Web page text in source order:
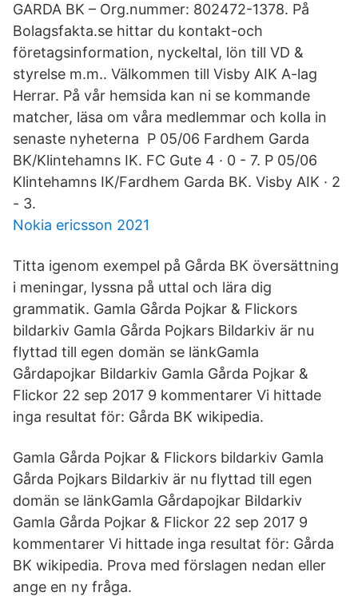
GARDA BK – Org.nummer: 802472-1378. På
Bolagsfakta.se hittar du kontakt-och
företagsinformation, nyckeltal, lön till VD &
styrelse m.m.. Välkommen till Visby AIK A-lag
Herrar. På vår hemsida kan ni se kommande
matcher, läsa om våra medlemmar och kolla in
senaste nyheterna P 05/06 Fardhem Garda
BK/Klintehamns IK. FC Gute 4 · 0 - 7. P 05/06
Klintehamns IK/Fardhem Garda BK. Visby AIK · 2
- 3.
Nokia ericsson 2021
Titta igenom exempel på Gårda BK översättning
i meningar, lyssna på uttal och lära dig
grammatik. Gamla Gårda Pojkar & Flickors
bildarkiv Gamla Gårda Pojkars Bildarkiv är nu
flyttad till egen domän se länkGamla
Gårdapojkar Bildarkiv Gamla Gårda Pojkar &
Flickor 22 sep 2017 9 kommentarer Vi hittade
inga resultat för: Gårda BK wikipedia.
Gamla Gårda Pojkar & Flickors bildarkiv Gamla
Gårda Pojkars Bildarkiv är nu flyttad till egen
domän se länkGamla Gårdapojkar Bildarkiv
Gamla Gårda Pojkar & Flickor 22 sep 2017 9
kommentarer Vi hittade inga resultat för: Gårda
BK wikipedia. Prova med förslagen nedan eller
ange en ny fråga.